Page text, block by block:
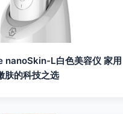
nanoSkin-L白色美容仪 家用
肤的科技之选